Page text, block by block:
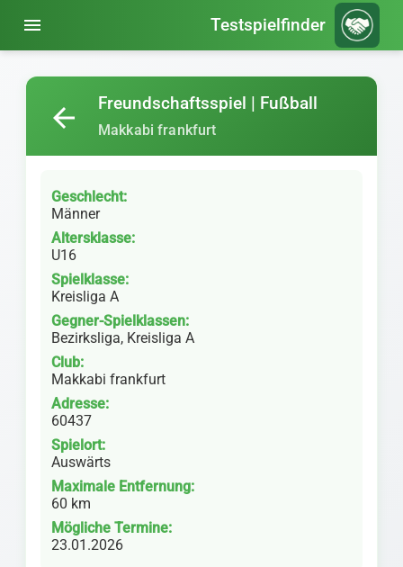
menu Testspielfinder
Freundschaftsspiel | Fußball
Makkabi frankfurt
arrow_back
Geschlecht:
Männer
Altersklasse:
U16
Spielklasse:
Kreisliga A
Gegner-Spielklassen:
Bezirksliga, Kreisliga A
Club:
Makkabi frankfurt
Adresse:
60437
Spielort:
Auswärts
Maximale Entfernung:
60 km
Mögliche Termine:
23.01.2026